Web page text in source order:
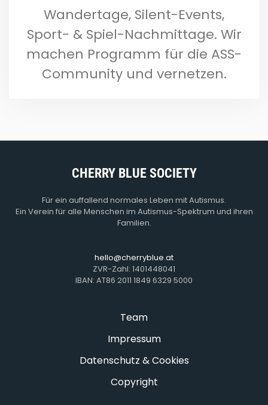
Wandertage, Silent-Events,
Sport- & Spiel-Nachmittage. Wir
machen Programm für die ASS-
Community und vernetzen.
CHERRY BLUE SOCIETY
Für ein auffallend normales Leben mit Autismus.
Ein Verein für alle Menschen im Autismus-Spektrum und ihren
Familien.
hello@cherryblue.at
ZVR-Zahl: 1401448041
IBAN: AT86 2011 1849 6329 5000
Team
Impressum
Datenschutz & Cookies
Copyright